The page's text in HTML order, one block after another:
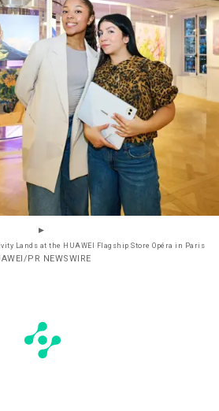
Lands at the HUAWEI Flagship Store Opéra in Paris
PR NEWSWIRE